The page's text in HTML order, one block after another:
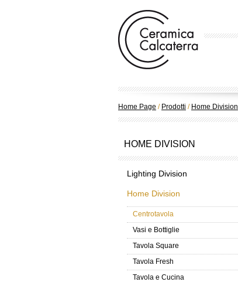
Home Page / Prodotti / Home Division
HOME DIVISION
Lighting Division
Home Division
Centrotavola
Vasi e Bottiglie
Tavola Square
Tavola Fresh
Tavola e Cucina